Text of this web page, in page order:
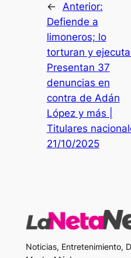
← Anterior:
Defiende a
limoneros; lo
torturan y
Presentan 37
denuncias en
contra de Adán
López y más |
Titulares
21/10/2025
Noticias, Entretenimiento,